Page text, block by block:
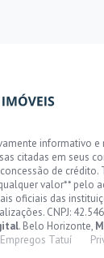
informativo
citadas em seus
de
valor** pelo
oficiais das
CNPJ:
. Belo Horizonte,
Empregos Tatuí